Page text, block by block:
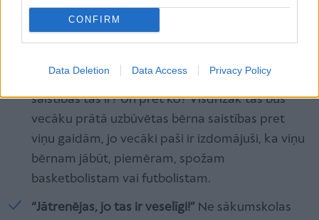
CONFIRM
Data Deletion Data Access Privacy Policy
bet viņš nē.
“Treniņi ir saistības!”
Tad rodas jautājums: kā
saistības tās ir? Un pret ko? Visdrīzāk tās būs
vecāku prātā uzbūvētas bērna saistības pret
viņu gaidām, jo vecāki paši ir izdomājuši, ka viņu
bērnam jābūt, piemēram, spožam
basketbolistam vai futbolistam.
“Jātrenējas, jo tas ir veselīgi!” Ne sākumskolas